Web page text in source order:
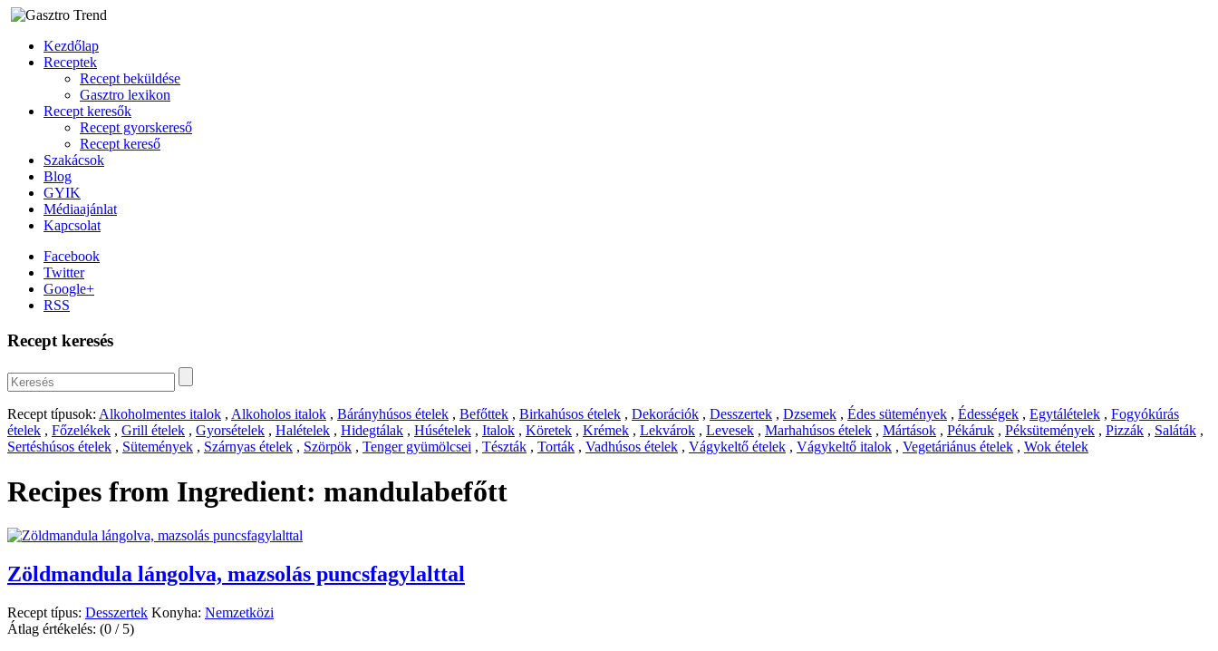
Kezdőlap
Receptek
Recept beküldése
Gasztro lexikon
Recept keresők
Recept gyorskereső
Recept kereső
Szakácsok
Blog
GYIK
Médiaajánlat
Kapcsolat
Facebook
Twitter
Google+
RSS
Recept keresés
Recept típusok: Alkoholmentes italok , Alkoholos italok , Bárányhúsos ételek , Befőttek , Birkahúsos ételek , Dekorációk , Desszertek , Dzsemek , Édes sütemények , Édességek , Egytálételek , Fogyókúrás
ételek , Főzelékek , Grill ételek , Gyorsételek , Halételek , Hidegtálak , Húsételek , Italok , Köretek , Krémek , Lekvárok , Levesek , Marhahúsos ételek , Mártások , Pékáruk , Péksütemények , Pizzák , Saláták ,
Sertéshúsos ételek , Sütemények , Szárnyas ételek , Szörpök , Tenger gyümölcsei , Tészták , Torták , Vadhúsos ételek , Vágykeltő ételek , Vágykeltő italok , Vegetáriánus ételek , Wok ételek
Recipes from Ingredient: mandulabefőtt
Zöldmandula lángolva, mazsolás puncsfagylalttal
Recept típus: Desszertek Konyha: Nemzetközi
Átlag értékelés: (0 / 5)